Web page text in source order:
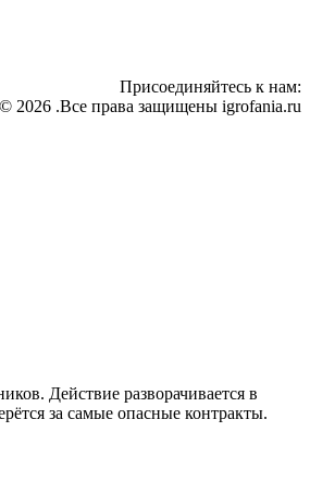
Присоединяйтесь к нам:
© 2026 .Все права защищены igrofania.ru
Действие разворачивается в
за самые опасные контракты.